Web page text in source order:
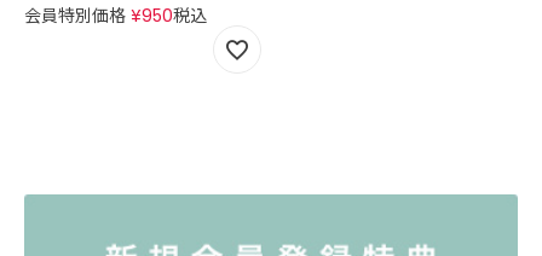
会員特別価格 ¥950税込